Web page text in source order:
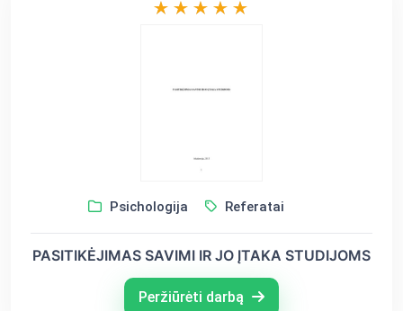
Psichologija Referatai
PASITIKĖJIMAS SAVIMI IR JO ĮTAKA STUDIJOMS
Peržiūrėti darbą